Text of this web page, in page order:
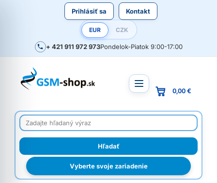
Prihlásiť sa Kontakt
EUR CZK
+ 421 911 972 973Pondelok-Piatok 9:00-17:00
Vyberte svoje zariadenie
0,00 €